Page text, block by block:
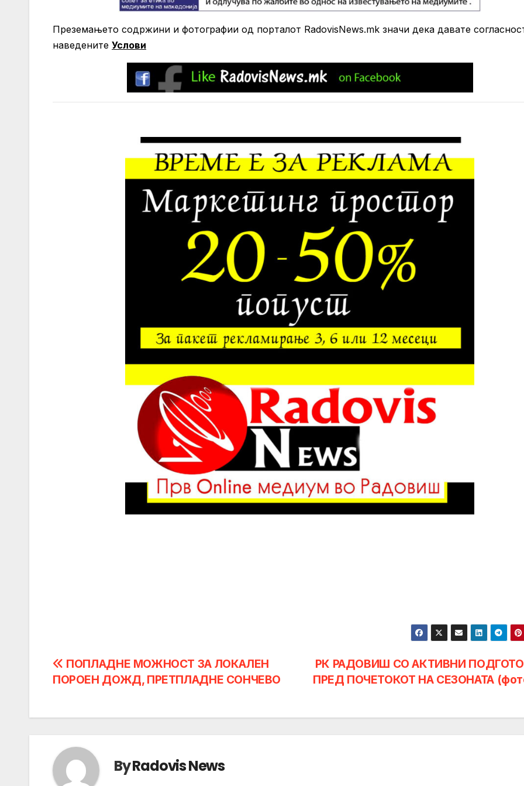
Преземањето содржини и фотографии од порталот RadovisNews.mk значи дека давате
нaведените Услови
Post
navigation
РК РАДОВИШ СО АКТИВНИ
ПРЕД ПОЧЕТОКОТ НА СЕЗОНАТА
ПОПЛАДНЕ МОЖНОСТ ЗА ЛОКАЛЕН
ПОРОЕН ДОЖД, ПРЕТПЛАДНЕ СОНЧЕВО
ByRadovis News